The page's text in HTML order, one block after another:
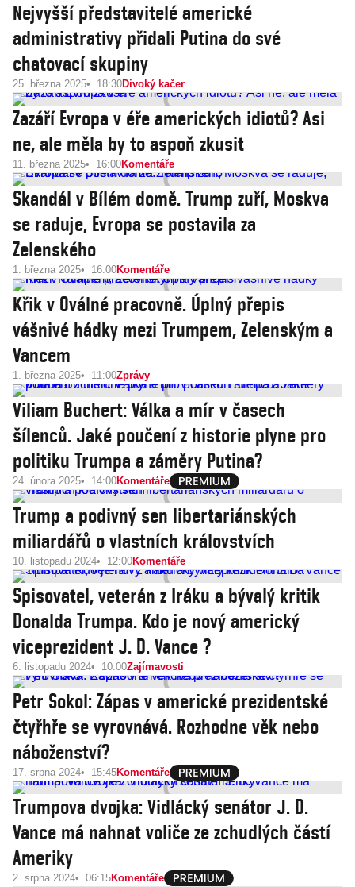
Nejvyšší představitelé americké
administrativy přidali Putina do své
chatovací skupiny
25. března 2025 18:30Divoký kačer
Zazáří Evropa v éře amerických idiotů? Asi
ne, ale měla by to aspoň zkusit
11. března 2025 16:00Komentáře
Skandál v Bílém domě. Trump zuří, Moskva
se raduje, Evropa se postavila za
Zelenského
1. března 2025 16:00Komentáře
Křik v Oválné pracovně. Úplný přepis
vášnivé hádky mezi Trumpem, Zelenským a
Vancem
1. března 2025 11:00Zprávy
Viliam Buchert: Válka a mír v časech
šílenců. Jaké poučení z historie plyne pro
politiku Trumpa a záměry Putina?
24. února 2025 14:00Komentáře
Trump a podivný sen libertariánských
miliardářů o vlastních královstvích
10. listopadu 2024 12:00Komentáře
Spisovatel, veterán z Iráku a bývalý kritik
Donalda Trumpa. Kdo je nový americký
viceprezident J. D. Vance ?
6. listopadu 2024 10:00Zajímavosti
Petr Sokol: Zápas v americké prezidentské
čtyřhře se vyrovnává. Rozhodne věk nebo
náboženství?
17. srpna 2024 15:45Komentáře
Trumpova dvojka: Vidlácký senátor J. D.
Vance má nahnat voliče ze zchudlých částí
Ameriky
2. srpna 2024 06:15Komentáře